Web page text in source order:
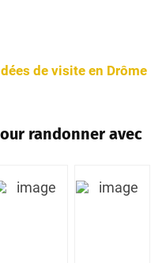
de visite en Drôme
randonner avec